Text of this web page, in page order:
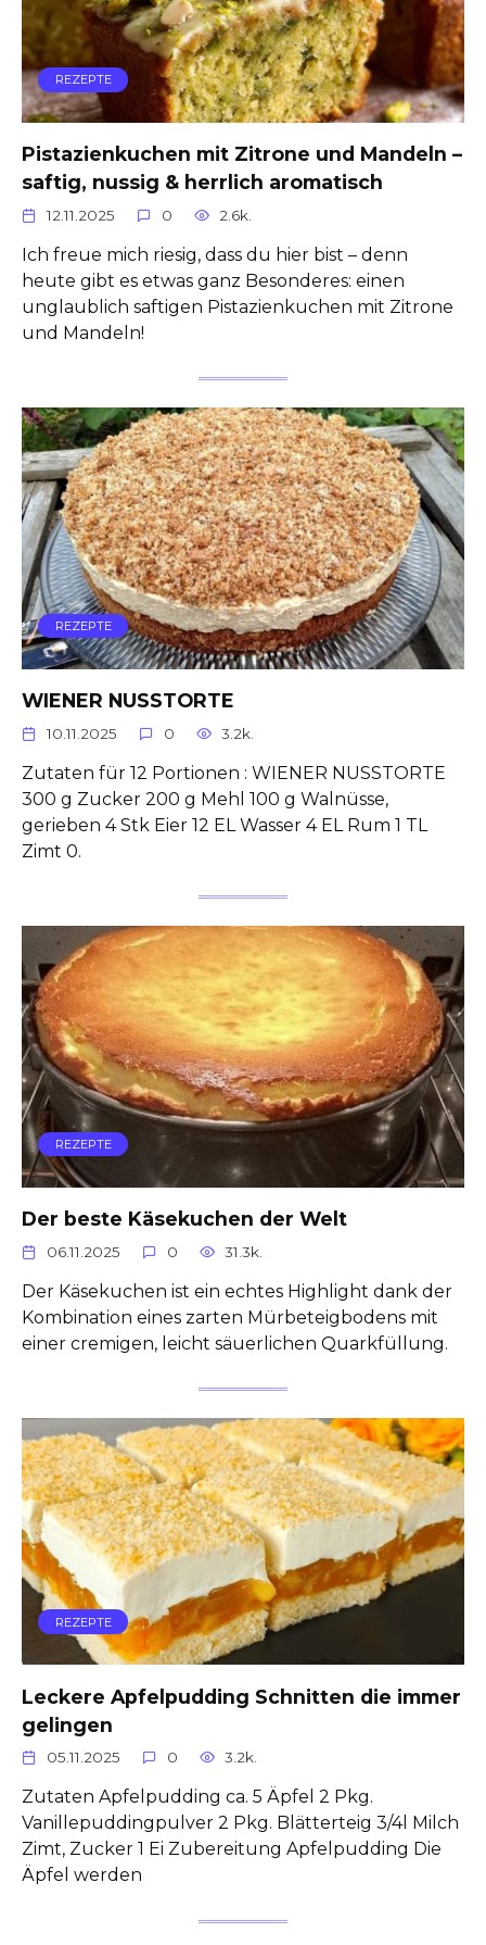
REZEPTE
Pistazienkuchen mit Zitrone und Mandeln –
saftig, nussig & herrlich aromatisch
12.11.2025 0 2.6k.
Ich freue mich riesig, dass du hier bist – denn
heute gibt es etwas ganz Besonderes: einen
unglaublich saftigen Pistazienkuchen mit Zitrone
und Mandeln!
REZEPTE
WIENER NUSSTORTE
10.11.2025 0 3.2k.
Zutaten für 12 Portionen : WIENER NUSSTORTE
300 g Zucker 200 g Mehl 100 g Walnüsse,
gerieben 4 Stk Eier 12 EL Wasser 4 EL Rum 1 TL
Zimt 0.
REZEPTE
Der beste Käsekuchen der Welt
06.11.2025 0 31.3k.
Der Käsekuchen ist ein echtes Highlight dank der
Kombination eines zarten Mürbeteigbodens mit
einer cremigen, leicht säuerlichen Quarkfüllung.
REZEPTE
Leckere Apfelpudding Schnitten die immer
gelingen
05.11.2025 0 3.2k.
Zutaten Apfelpudding ca. 5 Äpfel 2 Pkg.
Vanillepuddingpulver 2 Pkg. Blätterteig 3/4l Milch
Zimt, Zucker 1 Ei Zubereitung Apfelpudding Die
Äpfel werden